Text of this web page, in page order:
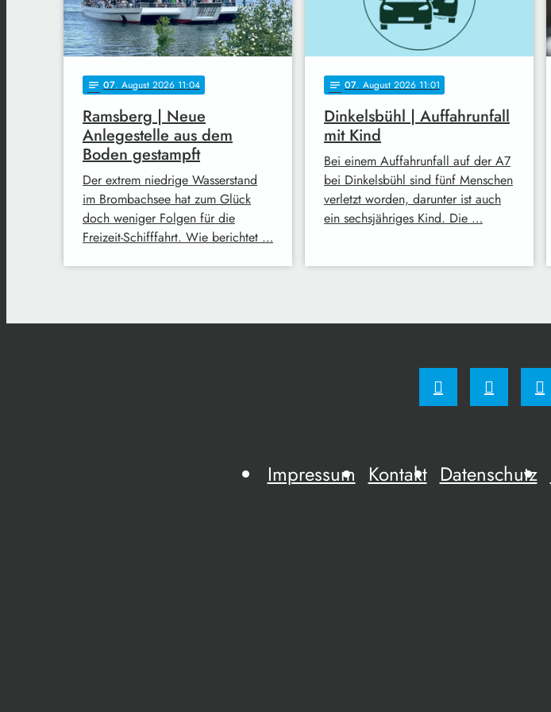
notes 07. August 2026 11:04
Ramsberg | Neue
Anlegestelle aus dem
Boden gestampft
Der extrem niedrige Wasserstand
im Brombachsee hat zum Glück
doch weniger Folgen für die
Freizeit-Schifffahrt. Wie berichtet …
notes 07. August 2026 11:01
Dinkelsbühl | Auffahrunfall
mit Kind
Bei einem Auffahrunfall auf der A7
bei Dinkelsbühl sind fünf Menschen
verletzt worden, darunter ist auch
ein sechsjähriges Kind. Die …
Impressum Kontakt Datenschutz